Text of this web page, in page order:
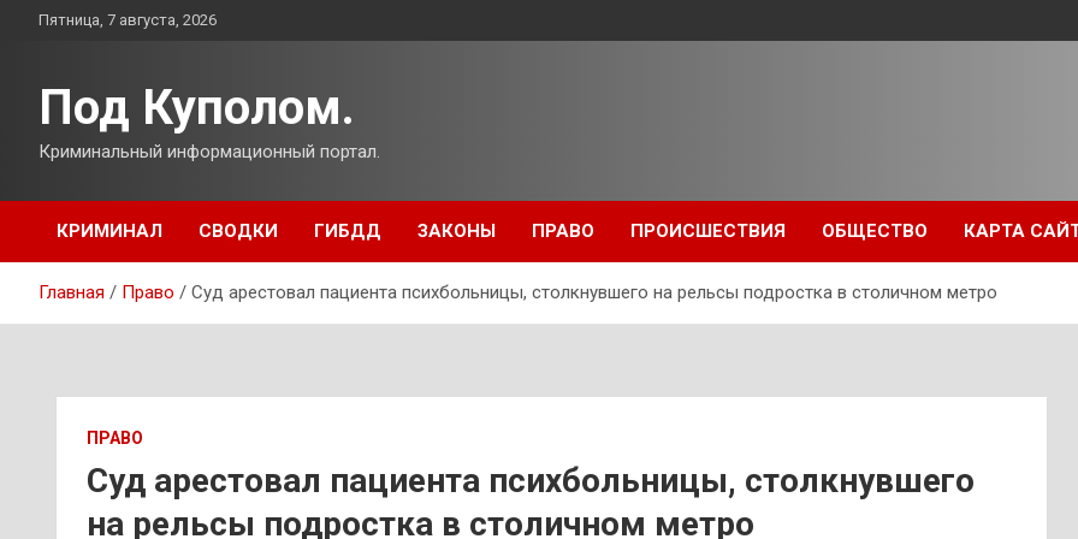
ПерейтиПятница, 7 августа, 2026
Под Куполом.
Криминальный информационный портал.
КРИМИНАЛ СВОДКИ ГИБДД ЗАКОНЫ ПРАВО ПРОИСШЕСТВИЯ ОБЩЕСТВО КАРТА
Главная Право Суд арестовал пациента психбольницы, столкнувшего на рельсы подростка в столичном метро
ПРАВО
Суд арестовал пациента психбольницы, столкнувшего
на рельсы подростка в столичном метро